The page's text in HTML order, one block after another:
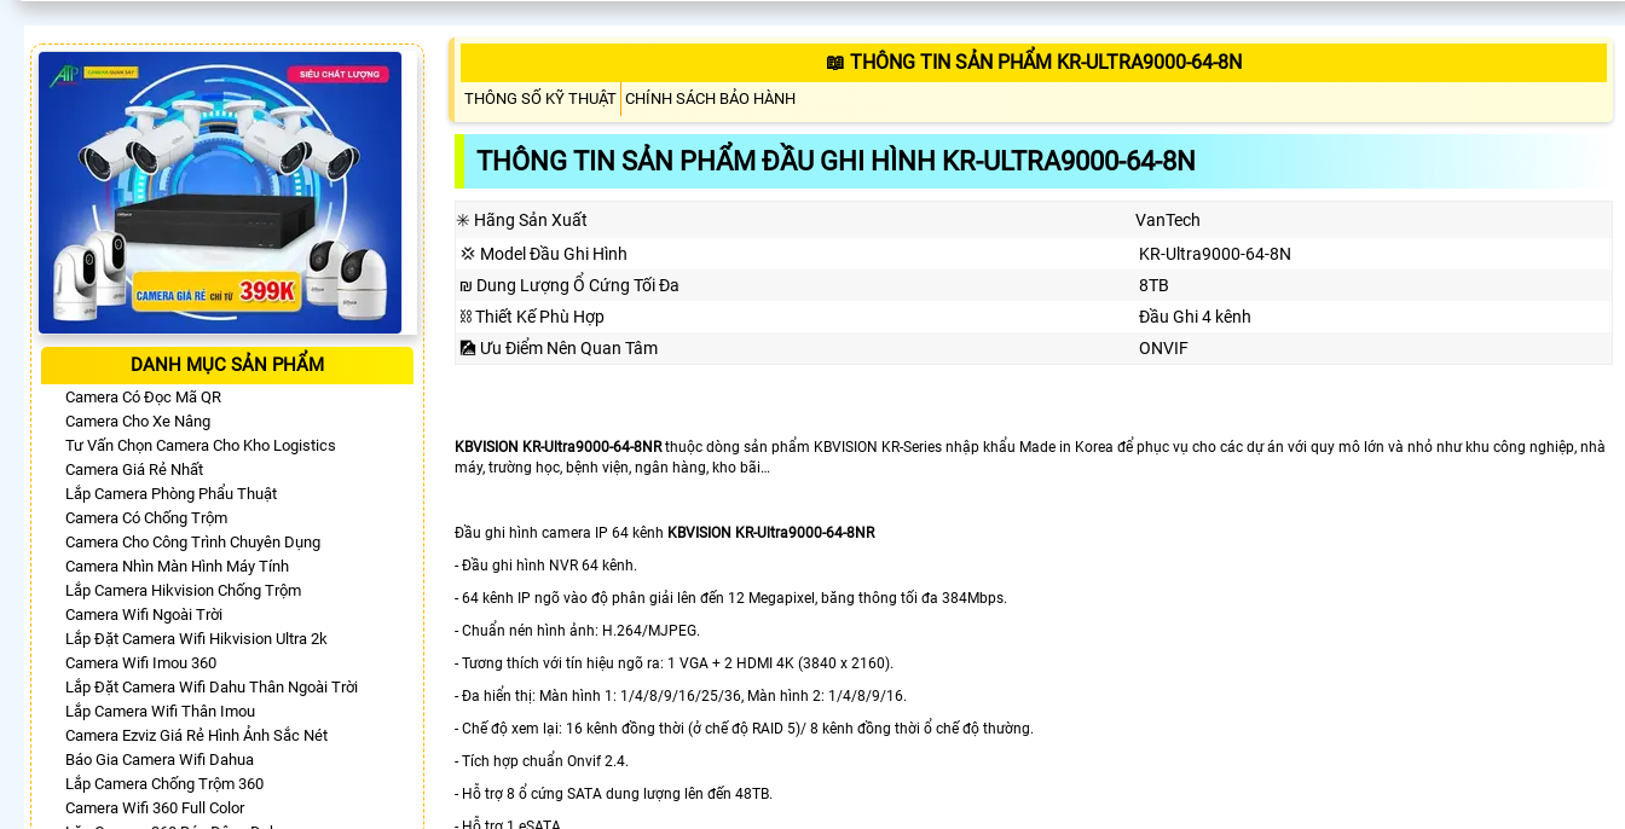
DANH MỤC SẢN PHẨM
Camera Có Đọc Mã QR
Camera Cho Xe Nâng
Tư Vấn Chọn Camera Cho Kho Logistics
Camera Giá Rẻ Nhất
Lắp Camera Phòng Phẩu Thuật
Camera Có Chống Trộm
Camera Cho Công Trình Chuyên Dụng
Camera Nhìn Màn Hình Máy Tính
Lắp Camera Hikvision Chống Trộm
Camera Wifi Ngoài Trời
Lắp Đặt Camera Wifi Hikvision Ultra 2k
Camera Wifi Imou 360
Lắp Đặt Camera Wifi Dahu Thân Ngoài Trời
Lắp Camera Wifi Thân Imou
Camera Ezviz Giá Rẻ Hình Ảnh Sắc Nét
Báo Gia Camera Wifi Dahua
Lắp Camera Chống Trộm 360
Camera Wifi 360 Full Color
📖 THÔNG TIN SẢN PHẨM KR-ULTRA9000-64-8N
THÔNG SỐ KỸ THUẬT CHÍNH SÁCH BẢO HÀNH
THÔNG TIN SẢN PHẨM ĐẦU GHI HÌNH KR-ULTRA9000-64-8N
✳️ Hãng Sản Xuất
VanTech
💢 Model Đầu Ghi Hình
KR-Ultra9000-64-8N
₪ Dung Lượng Ổ Cứng Tối Đa
8TB
⛓ Thiết Kế Phù Hợp
Đầu Ghi 4 kênh
🎑 Ưu Điểm Nên Quan Tâm
ONVIF
KBVISION KR-Ultra9000-64-8NRthuộc dòng sản phẩm KBVISION KR-Series nhập khẩu Made in Korea để phục vụ cho các dự án với quy mô lớn và nhỏ như khu công nghiệp, nhà
máy, trường học, bệnh viện, ngân hàng, kho bãi…
Đầu ghi hình camera IP 64 kênh KBVISION KR-Ultra9000-64-8NR
- Đầu ghi hình NVR 64 kênh.
- 64 kênh IP ngõ vào độ phân giải lên đến 12 Megapixel, băng thông tối đa 384Mbps.
- Chuẩn nén hình ảnh: H.264/MJPEG.
- Tương thích với tín hiệu ngõ ra: 1 VGA + 2 HDMI 4K (3840 x 2160).
- Đa hiển thị: Màn hình 1: 1/4/8/9/16/25/36, Màn hình 2: 1/4/8/9/16.
- Chế độ xem lại: 16 kênh đồng thời (ở chế độ RAID 5)/ 8 kênh đồng thời ổ chế độ thường.
- Tích hợp chuẩn Onvif 2.4.
- Hỗ trợ 8 ổ cứng SATA dung lượng lên đến 48TB.